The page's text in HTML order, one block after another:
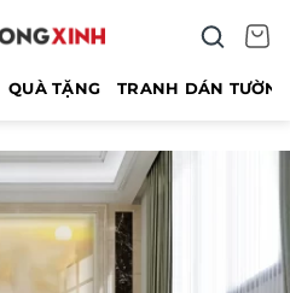
QUÀ TẶNG TRANH DÁN